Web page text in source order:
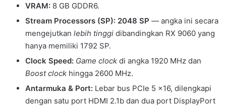
VRAM: 8 GB GDDR6.
Stream Processors (SP): 2048 SP — angka ini secara
mengejutkan lebih tinggi dibandingkan RX 9060 yang
hanya memiliki 1792 SP.
Clock Speed: Game clock di angka 1920 MHz dan
Boost clock hingga 2600 MHz.
Antarmuka & Port: Lebar bus PCIe 5 x16, dilengkapi
dengan satu port HDMI 2.1b dan dua port DisplayPort